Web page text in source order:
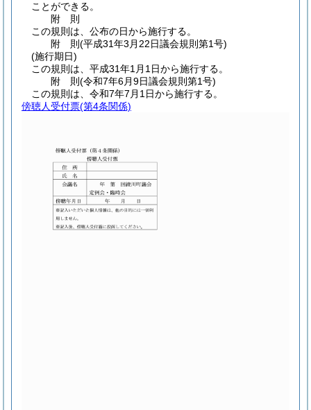
ことができる。
附 則
この規則は、公布の日から施行する。
附 則(平成31年3月22日議会規則第1号)
(施行期日)
この規則は、平成31年1月1日から施行する。
附 則(令和7年6月9日議会規則第1号)
この規則は、令和7年7月1日から施行する。
傍聴人受付票(第4条関係)